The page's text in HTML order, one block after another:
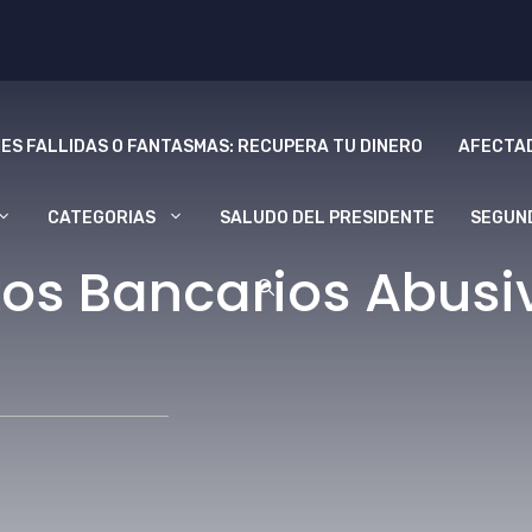
FALLIDAS O FANTASMAS: RECUPERA TU DINERO
CATEGORIAS SALUDO DEL PRESIDENTE
Bancarios